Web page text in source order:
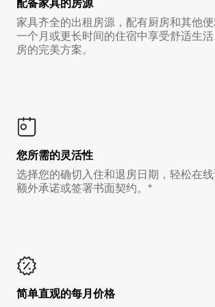
配备家具的房源
家具齐全的出租房源，配有厨房和其他
一个月或更长时间的住宿中享受舒适生
房的完美方案。
您所需的灵活性
选择您的确切入住和退房日期，轻松在
额外承诺或签署书面契约。*
简单直观的每月价格